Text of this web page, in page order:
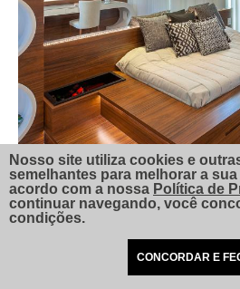
Nosso site utiliza cookies e
semelhantes para melhorar a
acordo com a nossa Política de
continuar navegando, você
condições.
CONCORDAR E